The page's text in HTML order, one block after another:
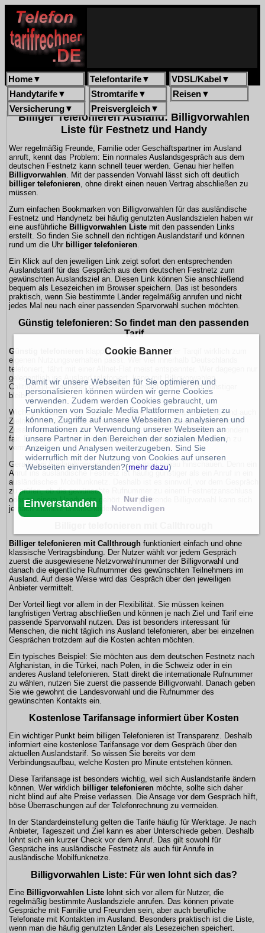
Home▼ Telefontarife▼ VDSL/Kabel ▼
Handytarife▼ Stromtarife▼ Reisen▼
Versicherung▼ Preisvergleich▼
Billiger Telefonieren Ausland: Billigvorwahlen
Liste für Festnetz und Handy
Wer regelmäßig Freunde, Familie oder Geschäftspartner im Ausland
anruft, kennt das Problem: Ein normales Auslandsgespräch aus dem
deutschen Festnetz kann schnell teuer werden. Genau hier helfen
Billigvorwahlen. Mit der passenden Vorwahl lässt sich oft deutlich
billiger telefonieren, ohne direkt einen neuen Vertrag abschließen zu
müssen.
Zum einfachen Bookmarken von Billigvorwahlen für das ausländische
Festnetz und Handynetz bei häufig genutzten Auslandszielen haben wir
eine ausführliche Billigvorwahlen Liste mit den passenden Links
erstellt. So finden Sie schnell den richtigen Auslandstarif und können
rund um die Uhr billiger telefonieren.
Ein Klick auf den jeweiligen Link zeigt sofort den entsprechenden
Auslandstarif für das Gespräch aus dem deutschen Festnetz zum
gewünschten Auslandsziel an. Diesen Link können Sie anschließend
bequem als Lesezeichen im Browser speichern. Das ist besonders
praktisch, wenn Sie bestimmte Länder regelmäßig anrufen und nicht
jedes Mal neu nach einer passenden Sparvorwahl suchen möchten.
Günstig telefonieren: So findet man den passenden
Tarif
Günstig telefonieren
klappt am besten, wenn der Tarqif wirklich zum
eigenen Nutzungsverhalten passt. Wer viel innerhalb Deutschlands
telefoniert, fährt mit einer Allnet-Flat meist entspannter. Wer dagegen nur
gelegentlich ins Ausland telefoniert, kann mit Billigvorwahlen,
Callthrough-Angeboten oder kleinen Prepaid-Optionen oft günstiger
bleiben.
Wichtig ist dabei nicht nur der Preis pro Minute. Entscheidend sind auch
Zielnetz, Verfügbarkeit, Abrechnungstakt, Tarifansage und mögliche
Zusatzkosten. Ein guter Tarif fühlt sich nicht einfach billig an, sondern
fair. Er passt zum eigenen Alltag und hilft dabei, unnötige Kosten zu
vermeiden.
Gerade bei Auslandsgesprächen sollte man genau hinschauen. Denn ein
Anruf ins ausländische Festnetz ist häufig günstiger als ein Anruf in ein
ausländisches Mobilfunknetz. Deshalb ist es sinnvoll, vor dem Gespräch
zu prüfen, ob die gewünschte Rufnummer zu einem Festnetzanschluss
oder zu einem Handynetz gehört. Die passende Billigvorwahl kann sich
je nach Zielnetz unterscheiden.
Billiger telefonieren mit Callthrough funktioniert einfach und ohne
klassische Vertragsbindung. Der Nutzer wählt vor jedem Gespräch
zuerst die ausgewiesene Netzvorwahlnummer der Billigvorwahl und
danach die eigentliche Rufnummer des gewünschten Teilnehmers im
Ausland. Auf diese Weise wird das Gespräch über den jeweiligen
Anbieter vermittelt.
Der Vorteil liegt vor allem in der Flexibilität. Sie müssen keinen
langfristigen Vertrag abschließen und können je nach Ziel und Tarif eine
passende Sparvorwahl nutzen. Das ist besonders interessant für
Menschen, die nicht täglich ins Ausland telefonieren, aber bei einzelnen
Gesprächen trotzdem auf die Kosten achten möchten.
Ein typisches Beispiel: Sie möchten aus dem deutschen Festnetz nach
Afghanistan, in die Türkei, nach Polen, in die Schweiz oder in ein
anderes Ausland telefonieren. Statt direkt die internationale Rufnummer
zu wählen, nutzen Sie zuerst die passende Billigvorwahl. Danach geben
Sie wie gewohnt die Landesvorwahl und die Rufnummer des
gewünschten Kontakts ein.
Kostenlose Tarifansage informiert über Kosten
Ein wichtiger Punkt beim billigen Telefonieren ist Transparenz. Deshalb
informiert eine kostenlose Tarifansage vor dem Gespräch über den
aktuellen Auslandstarif. So wissen Sie bereits vor dem
Verbindungsaufbau, welche Kosten pro Minute entstehen können.
Diese Tarifansage ist besonders wichtig, weil sich Auslandstarife ändern
können. Wer wirklich billiger telefonieren möchte, sollte sich daher
nicht blind auf alte Preise verlassen. Die Ansage vor dem Gespräch hilft,
böse Überraschungen auf der Telefonrechnung zu vermeiden.
In der Standardeinstellung gelten die Tarife häufig für Werktage. Je nach
Anbieter, Tageszeit und Ziel kann es aber Unterschiede geben. Deshalb
lohnt sich ein kurzer Check vor dem Anruf. Das gilt sowohl für
Gespräche ins ausländische Festnetz als auch für Anrufe in
ausländische Mobilfunknetze.
Billigvorwahlen Liste: Für wen lohnt sich das?
Eine Billigvorwahlen Liste lohnt sich vor allem für Nutzer, die
regelmäßig bestimmte Auslandsziele anrufen. Das können private
Gespräche mit Familie und Freunden sein, aber auch berufliche
Telefonate mit Kontakten im Ausland. Besonders praktisch ist die Liste,
wenn man die häufig genutzten Länder als Lesezeichen speichert.
Cookie Banner
Damit wir unsere Webseiten für Sie optimieren und
personalisieren können würden wir gerne Cookies
verwenden. Zudem werden Cookies gebraucht, um
Funktionen von Soziale Media Plattformen anbieten zu
können, Zugriffe auf unsere Webseiten zu analysieren und
Informationen zur Verwendung unserer Webseiten an
unsere Partner in den Bereichen der sozialen Medien,
Anzeigen und Analysen weiterzugeben. Sind Sie
widerruflich mit der Nutzung von Cookies auf unseren
Webseiten einverstanden?(mehr dazu)
Einverstanden
Nur die
Notwendigen